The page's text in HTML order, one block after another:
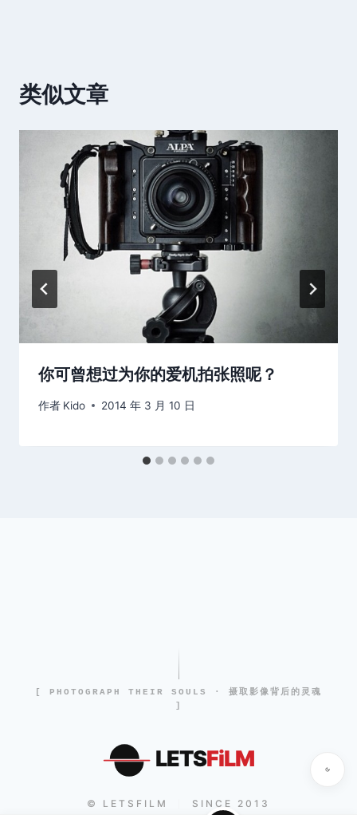
类似文章
你可曾想过为你的爱机拍张照呢？
作者 Kido 2014 年 3 月 10 日
[ PHOTOGRAPH THEIR SOULS · 摄取影像背后的灵魂
]
LETSFiLM
© LETSFILM SINCE 2013